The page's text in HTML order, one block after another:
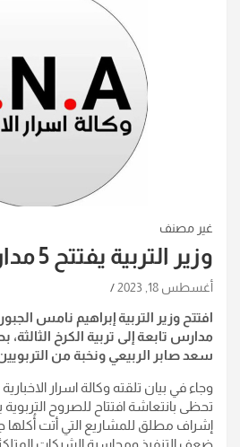
غير مصنف
وزير التربية يفتتح 5 مدارس في بغداد
أغسطس 18, 2023
مدارس تابعة إلى تربية الكرخ الثالثة،
سعد صابر الربيعي ونخبة من
وجاء في بيان تلقته وكالة اسرار الاخبارية
تحظى بانتعاشة افتتاح للصروح
إشراف مطلق للمشاريع التي أتت أُكلها
ضعف التنفيذ ومحاسبة الشركات